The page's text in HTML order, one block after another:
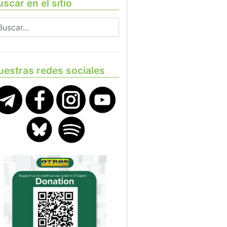
en el sitio
redes sociales